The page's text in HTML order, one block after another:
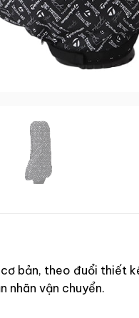
bản, theo đuổi thiết
nhãn vận chuyển.